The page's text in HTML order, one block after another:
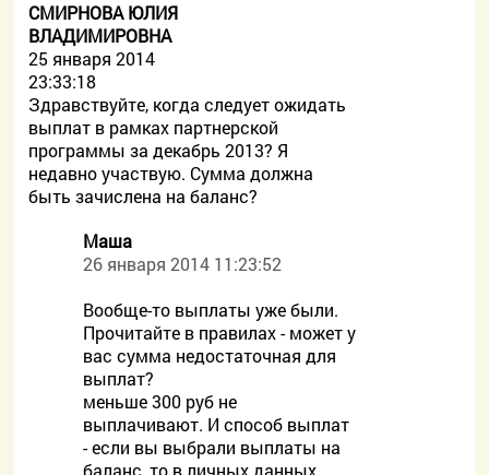
СМИРНОВА ЮЛИЯ
ВЛАДИМИРОВНА
25 января 2014
23:33:18
Здравствуйте, когда следует ожидать
выплат в рамках партнерской
программы за декабрь 2013? Я
недавно участвую. Сумма должна
быть зачислена на баланс?
Маша
26 января 2014 11:23:52
Вообще-то выплаты уже были.
Прочитайте в правилах - может у
вас сумма недостаточная для
выплат?
меньше 300 руб не
выплачивают. И способ выплат
- если вы выбрали выплаты на
баланс, то в личных данных